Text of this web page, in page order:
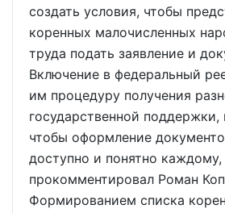
создать условия, чтобы
коренных малочисленных
труда подать заявление и
Включение в федеральный
им процедуру получения
государственной
чтобы оформление
доступно и понятно каждому,
прокомментировал Роман
Формированием списка